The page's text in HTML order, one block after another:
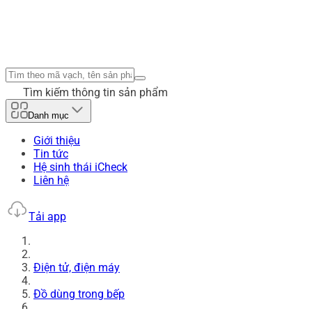
Tìm kiếm thông tin sản phẩm
Danh mục
Giới thiệu
Tin tức
Hệ sinh thái iCheck
Liên hệ
Tải app
Điện tử, điện máy
Đồ dùng trong bếp